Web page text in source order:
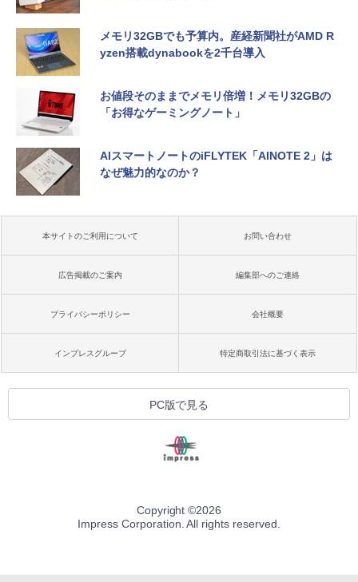
メモリ32GBでも予算内。産経新聞社がAMD R
yzen搭載dynabookを2千台導入
お値段そのままでメモリ倍増！メモリ32GBの
「お得なゲーミングノート」
AIスマートノートのiFLYTEK「AINOTE 2」は
なぜ魅力的なのか？
本サイトのご利用について お問い合わせ
広告掲載のご案内 編集部へのご連絡
プライバシーポリシー 会社概要
インプレスグループ 特定商取引法に基づく表示
PC版で見る
Copyright ©2026
Impress Corporation. All rights reserved.